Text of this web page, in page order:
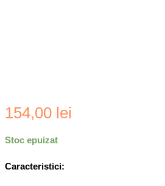
154,00 lei
Stoc epuizat
Caracteristici: